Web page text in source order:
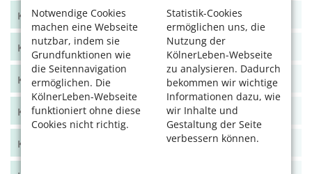
Notwendige Cookies
machen eine Webseite
nutzbar, indem sie
Grundfunktionen wie
die Seitennavigation
ermöglichen. Die
KölnerLeben-Webseite
funktioniert ohne diese
Cookies nicht richtig.
Statistik-Cookies
ermöglichen uns, die
Nutzung der
KölnerLeben-Webseite
zu analysieren. Dadurch
bekommen wir wichtige
Informationen dazu, wie
wir Inhalte und
Gestaltung der Seite
verbessern können.
KölnerLeben Okt/Nov 2020
KölnerLeben Aug/Sept 2020
KölnerLeben Juni/Juli 2020
KölnerLeben April/Mai 2020
KölnerLeben Feb/März 2020